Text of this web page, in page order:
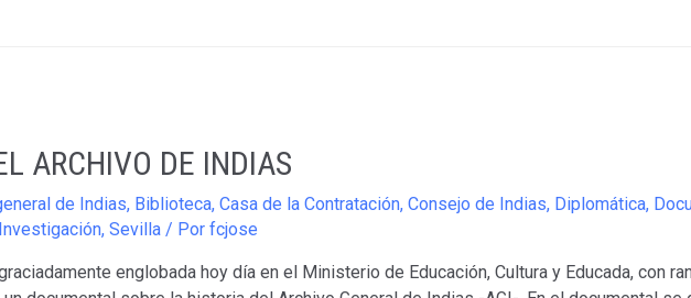
ARCHIVO DE INDIAS
de Indias, Biblioteca, Casa de la Contratación, Consejo de Indias, Diplomática,
Investigación, Sevilla/ Por fcjose
englobada hoy día en el Ministerio de Educación, Cultura y Educada, con